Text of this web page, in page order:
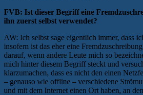
FVB: Ist dieser Begriff eine
ihn zuerst selbst verwendet?
AW: Ich selbst sage eigentlich immer, dass
insofern ist das eher eine
darauf, wenn andere Leute mich so
mich hinter diesem Begriff steckt und
klarzumachen, dass es nicht den einen
– genauso wie offline – verschiedene
und mit dem Internet einen Ort haben, an